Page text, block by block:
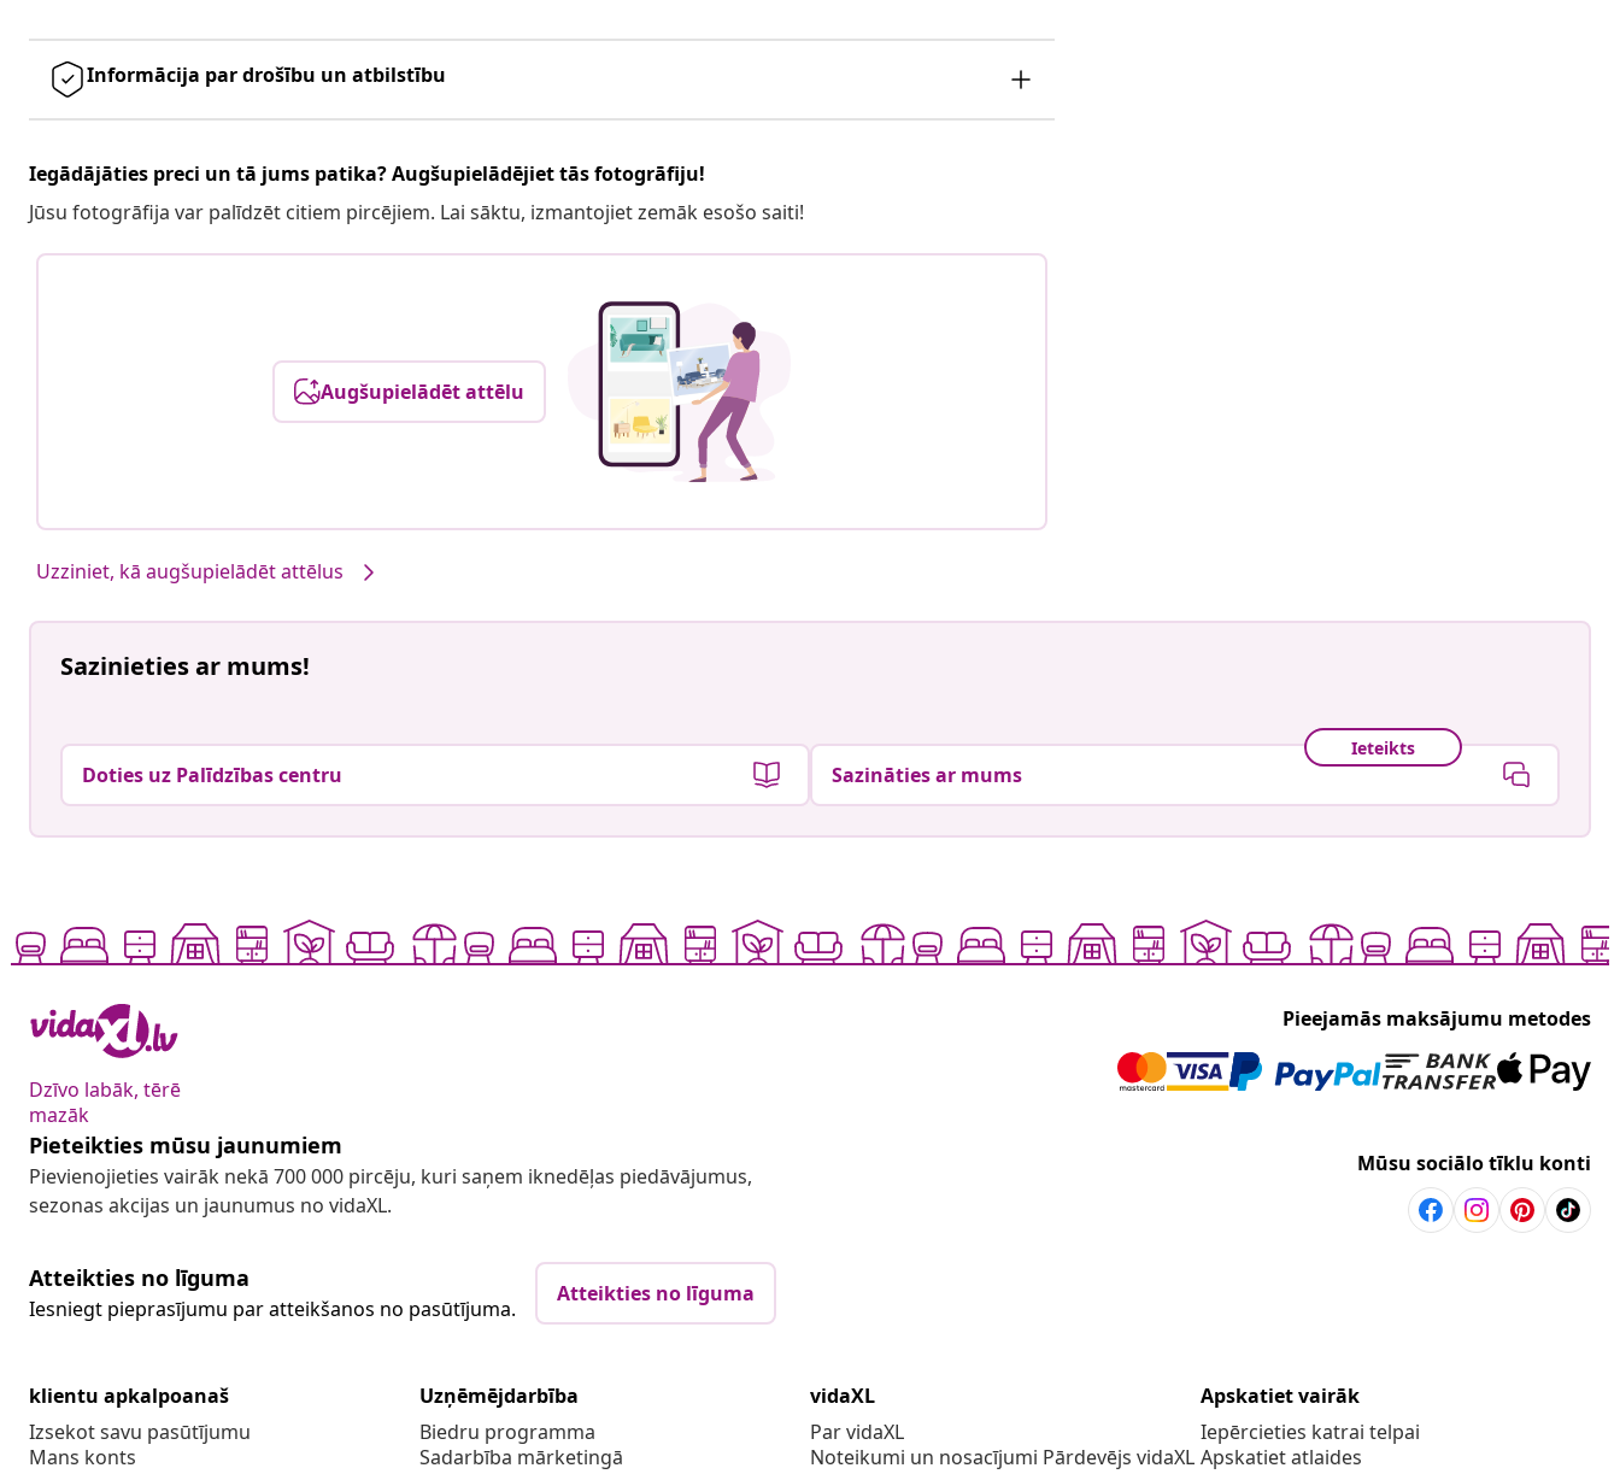
Informācija par drošību un atbilstību
Iegādājāties preci un tā jums patika? Augšupielādējiet tās fotogrāfiju!
Jūsu fotogrāfija var palīdzēt citiem pircējiem. Lai sāktu, izmantojiet zemāk esošo saiti!
Augšupielādēt attēlu
Uzziniet, kā augšupielādēt attēlus
Sazinieties ar mums!
Doties uz Palīdzības centru
Ieteikts
Sazināties ar mums
Dzīvo labāk, tērē
mazāk
Pieejamās maksājumu metodes
Pieteikties mūsu jaunumiem
Pievienojieties vairāk nekā 700 000 pircēju, kuri saņem iknedēļas piedāvājumus,
sezonas akcijas un jaunumus no vidaXL.
Mūsu sociālo tīklu konti
Atteikties no līguma
Iesniegt pieprasījumu par atteikšanos no pasūtījuma.
Atteikties no līguma
klientu apkalpoanaš
Izsekot savu pasūtījumu
Mans konts
Uzņēmējdarbība
Biedru programma
Sadarbība mārketingā
vidaXL
Par vidaXL
Noteikumi un nosacījumi Pārdevējs vidaXL
Apskatiet vairāk
Iepērcieties katrai telpai
Apskatiet atlaides